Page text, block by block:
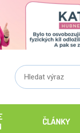
ČLÁNKY